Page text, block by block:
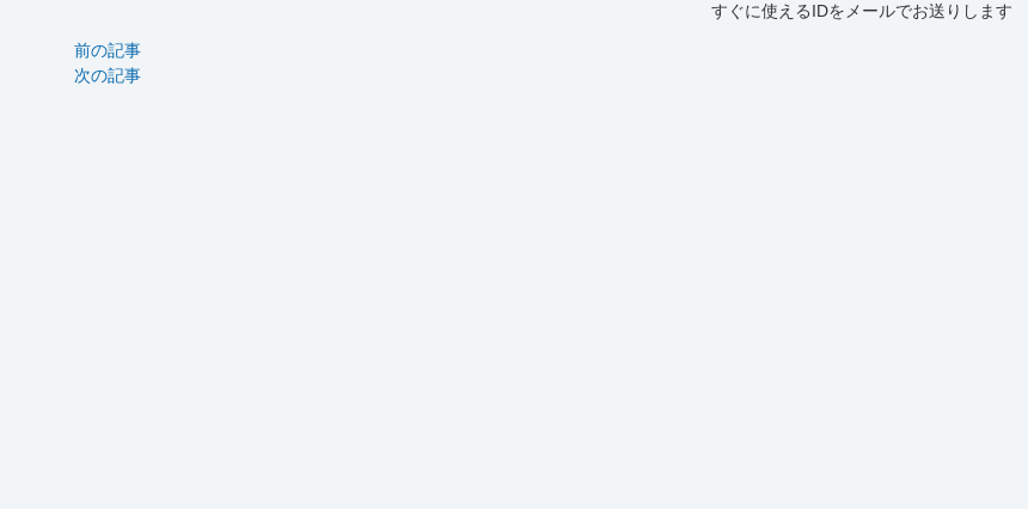
すぐに使えるIDをメールでお送りします
前の記事
次の記事